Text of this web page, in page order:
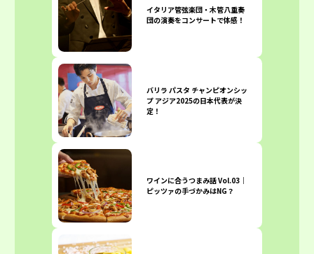
イタリア管弦楽団・木管八重奏
団の演奏をコンサートで体感！
バリラ パスタ チャンピオンシッ
プ アジア2025の日本代表が決
定！
ワインに合うつまみ話 Vol.03｜
ピッツァの手づかみはNG？